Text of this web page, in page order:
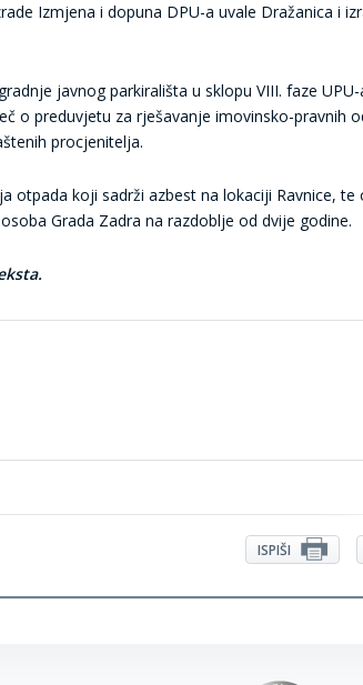
Izmjena i dopuna DPU-a uvale Dražanica i
javnog parkirališta u sklopu VIII. faze UPU-
o preduvjetu za rješavanje imovinsko-pravnih
procjenitelja.
otpada koji sadrži azbest na lokaciji Ravnice, te
Grada Zadra na razdoblje od dvije godine.
ISPIŠI